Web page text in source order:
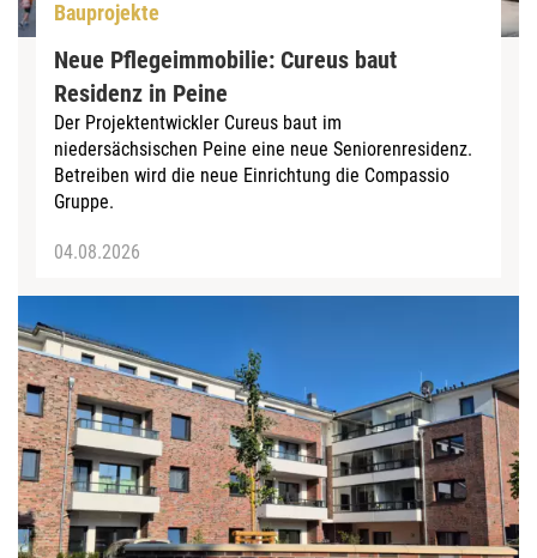
Bauprojekte
Neue Pflegeimmobilie: Cureus baut
Residenz in Peine
Der Projektentwickler Cureus baut im
niedersächsischen Peine eine neue Seniorenresidenz.
Betreiben wird die neue Einrichtung die Compassio
Gruppe.
04.08.2026